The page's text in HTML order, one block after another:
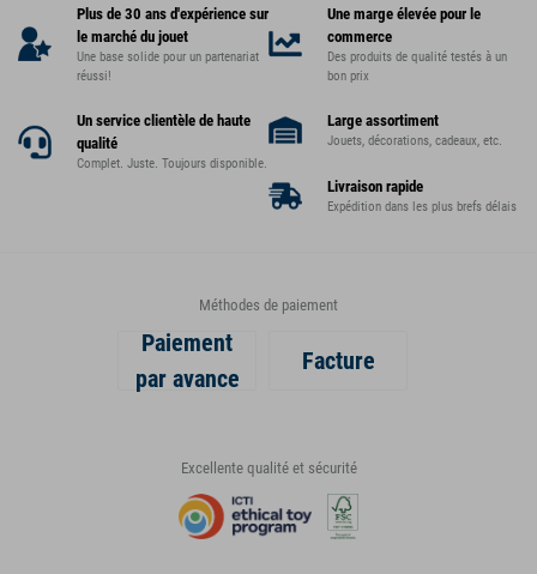
Plus de 30 ans d'expérience sur
le marché du jouet
Une base solide pour un partenariat
réussi!
Une marge élevée pour le
commerce
Des produits de qualité testés à un
bon prix
Un service clientèle de haute
qualité
Complet. Juste. Toujours disponible.
Large assortiment
Jouets, décorations, cadeaux, etc.
Livraison rapide
Expédition dans les plus brefs délais
Méthodes de paiement
Paiement
par avance
Facture
Excellente qualité et sécurité